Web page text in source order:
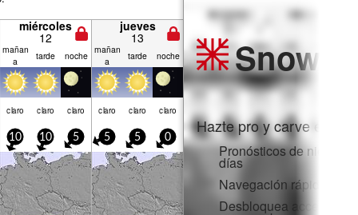
miércoles
12
jueves
13
mañan
a
tarde noche mañan
a
tarde noche
claro claro claro claro claro claro
10 10 5 5 5 0
Snow
Hazte pro y carve en:
Pronósticos de nieve
días
Navegación rápida sin
Desbloquea acceso